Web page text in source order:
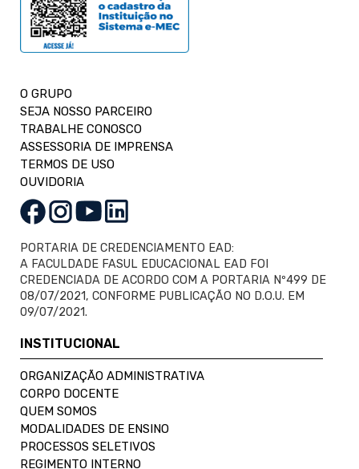
O GRUPO
SEJA NOSSO PARCEIRO
TRABALHE CONOSCO
ASSESSORIA DE IMPRENSA
TERMOS DE USO
OUVIDORIA
PORTARIA DE CREDENCIAMENTO EAD:
A FACULDADE FASUL EDUCACIONAL EAD FOI
CREDENCIADA DE ACORDO COM A PORTARIA Nº499 DE
08/07/2021, CONFORME PUBLICAÇÃO NO D.O.U. EM
09/07/2021.
INSTITUCIONAL
ORGANIZAÇÃO ADMINISTRATIVA
CORPO DOCENTE
QUEM SOMOS
MODALIDADES DE ENSINO
PROCESSOS SELETIVOS
REGIMENTO INTERNO